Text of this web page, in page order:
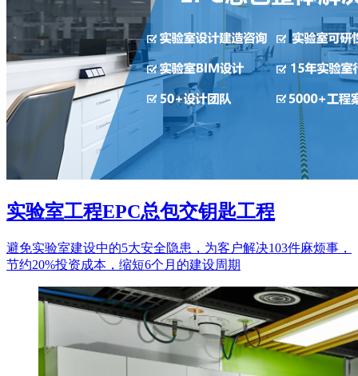
实验室工程EPC总包交钥匙工程
避免实验室建设中的5大安全隐患，为客户解决103件麻烦事，
节约20%投资成本，缩短6个月的建设周期